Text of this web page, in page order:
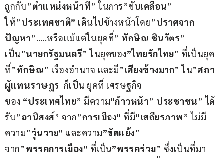
ถูกกับ”ตำแหน่งหน้าที่” ในการ”ขับเคลื่อน”
ให้”ประเทศชาติ” เดินไปข้างหน้าโดย”ปราศจาก
ปัญหา”…..หรือแม้แต่ในยุคที่” ทักษิณ ชินวัตร”
เป็น”นายกรัฐมนตรี” ในยุคของ”ไทยรักไทย” ที่เป็นยุค
ที่”ทักษิณ” เรืองอำนาจ และมี”เสียงข้างมาก” ใน”สภา
ผู้แทนราษฎร ก็เป็น ยุคที่ เศรษฐกิจ
ของ “ประเทศไทย” มีความ”ก้าวหน้า” ประชาชน” ได้
รับ”อานิสงส์” จาก”การเมือง” ที่มี”เสถียรภาพ” ไม่มี
ความ”วุ่นวาย” และความ”ขัดแย้ง”
จาก”พรรคการเมือง” ที่เป็น”พรรคร่วม” ซึ่งเป็นที่มา